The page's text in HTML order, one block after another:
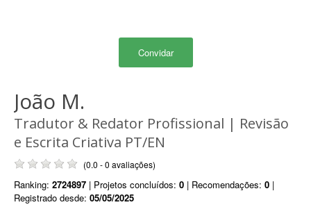
Convidar
João M.
Tradutor & Redator Profissional | Revisão
e Escrita Criativa PT/EN
(0.0 - 0 avaliações)
Ranking: 2724897 | Projetos concluídos: 0 | Recomendações: 0 |
Registrado desde: 05/05/2025